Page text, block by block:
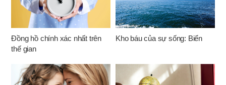
Đồng hồ chính xác nhất trên
thế gian
Kho báu của sự sống: Biển